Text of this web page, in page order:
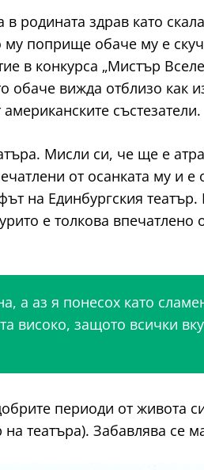
родината здрав като
му поприще обаче му е
в конкурса „Мистър
обаче вижда отблизо как
състезатели.
Мисли си, че ще е
от осанката му и
на Единбургския
е толкова впечатлено
а аз я понесох като
високо, защото всички
периоди от живота
театъра). Забавлява се